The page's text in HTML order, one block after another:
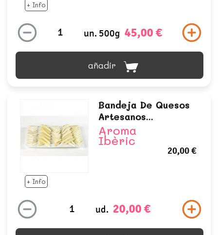
+ Info
un. 500g 45,00 €
añadir
+ Info
Bandeja De Quesos
Artesanos...
Aroma
Ibèric
20,00 €
ud. 20,00 €